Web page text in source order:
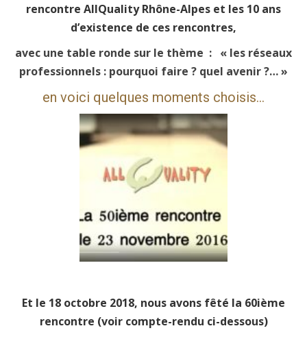
rencontre AllQuality Rhône-Alpes et les 10 ans
d’existence de ces rencontres,
avec une table ronde sur le thème : « les réseaux
professionnels : pourquoi faire ? quel avenir ?… »
en voici quelques moments choisis…
Et le 18 octobre 2018, nous avons fêté la 60ième
rencontre (voir compte-rendu ci-dessous)